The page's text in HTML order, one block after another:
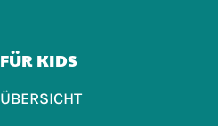
FÜR KIDS
ÜBERSICHT